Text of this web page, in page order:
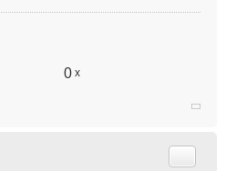
0 x